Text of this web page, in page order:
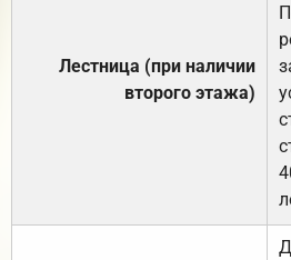
Лестница (при наличии
второго этажа)